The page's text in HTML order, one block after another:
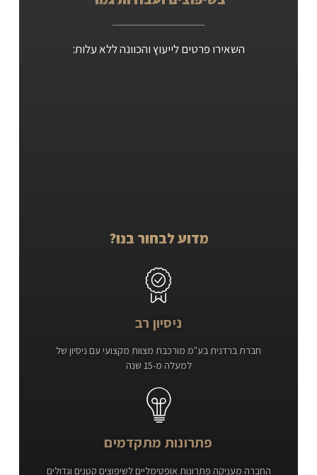
השאירו פרטים לייעוץ והכוונה ללא עלות:
מדוע לבחור בנו?
ניסיון רב
חברת ברדנית בע"מ מורכבת מצוות מקצועי עם ניסיון של
למעלה מ-15 שנה
פתרונות מתקדמים
החברה מעניקה פתרונות אופטימליים לשיפוצים קטנים וגדולים